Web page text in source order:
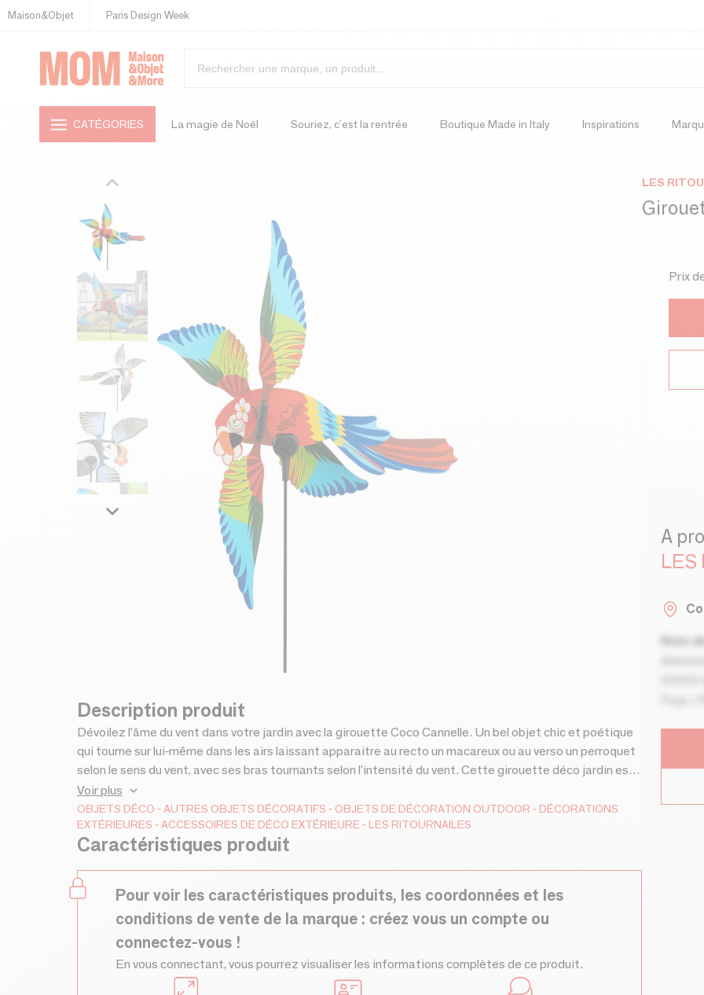
Maison&Objet Paris Design Week
CATÉGORIES La magie de Noël Souriez, c'est la rentrée Boutique Made in Italy Inspirations
Description produit
Dévoilez l'âme du vent dans votre jardin avec la girouette Coco Cannelle. Un bel objet chic et poétique
qui tourne sur lui-même dans les airs laissant apparaitre au recto un macareux ou au verso un perroquet
selon le sens du vent, avec ses bras tournants selon l'intensité du vent. Cette girouette déco jardin est
une véritable décoration poétique bord de mer pour vos extérieurs. Girouette fabrication française,
haute résistance (UV et temps) grâce au choix des matériaux durables. Procédé breveté et décors
interchangeables pour varier les modèles selon vos envies. Vente de pièces détachées. Une décoration
extérieure originale pour balcons, terrasses, potagers et jardins côtiers. Cadeau breton, coloré et
L'originalité pour se démarquer et affirmer sa personnalité. Les Ritournailes réinventent les objets du
quotidien avec un design empreint de bonne humeur.
Voir plus
OBJETS DÉCO AUTRES OBJETS DÉCORATIFS OBJETS DE DÉCORATION OUTDOOR
DÉCORATIONS
EXTÉRIEURES
ACCESSOIRES DE DÉCO EXTÉRIEURE LES RITOURNAILES
Caractéristiques produit
Pour voir les caractéristiques produits, les coordonnées et les
conditions de vente de la marque : créez vous un compte ou
connectez-vous !
En vous connectant, vous pourrez visualiser les informations complètes de ce produit.
LES
Prix
A
LES
Nom
Pays /